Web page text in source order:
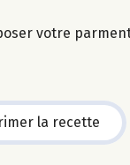
votre
la recette